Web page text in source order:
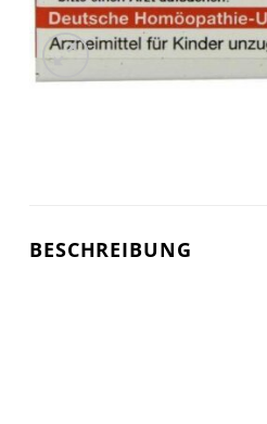
BESCHREIBUNG